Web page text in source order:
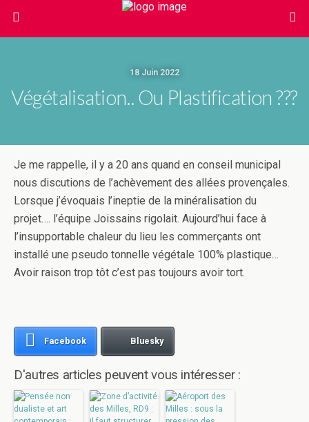
18 Juin 2022
Végétalisation.. Ou Plastification ???
Je me rappelle, il y a 20 ans quand en conseil municipal
nous discutions de l’achèvement des allées provençales.
Lorsque j’évoquais l’ineptie de la minéralisation du
projet…. l’équipe Joissains rigolait. Aujourd’hui face à
l’insupportable chaleur du lieu les commerçants ont
installé une pseudo tonnelle végétale 100% plastique…
Avoir raison trop tôt c’est pas toujours avoir tort.
Facebook Bluesky
D'autres articles peuvent vous intéresser :